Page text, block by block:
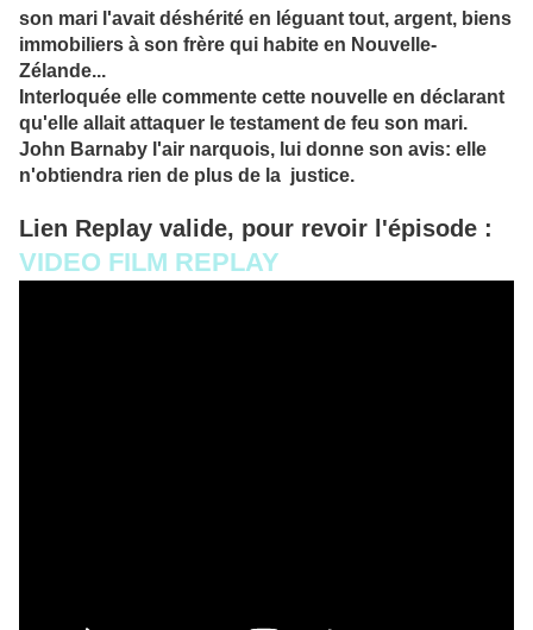
son mari l'avait déshérité en léguant tout, argent, biens
immobiliers à son frère qui habite en Nouvelle-
Zélande...
Interloquée elle commente cette nouvelle en déclarant
qu'elle allait attaquer le testament de feu son mari.
John Barnaby l'air narquois, lui donne son avis: elle
n'obtiendra rien de plus de la justice.
Lien Replay valide, pour revoir l'épisode :
VIDEO FILM REPLAY